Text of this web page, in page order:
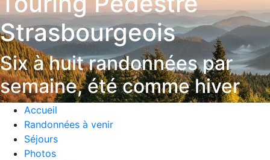
Strasbourgeois
Six à huit randonnées par
semaine, été comme hiver
Accueil
Randonnées à venir
Séjours
Photos